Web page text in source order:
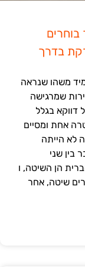
בדרך
משהו שנראה
שמרגישה
בגלל
אחת ומסיים
לא הייתה
שני
הן השיטה, ו
שיטה, אחר